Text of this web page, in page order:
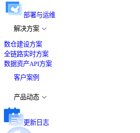
部署与运维
解决方案
数仓建设方案
全链路实时方案
数据资产API方案
客户案例
产品动态
更新日志